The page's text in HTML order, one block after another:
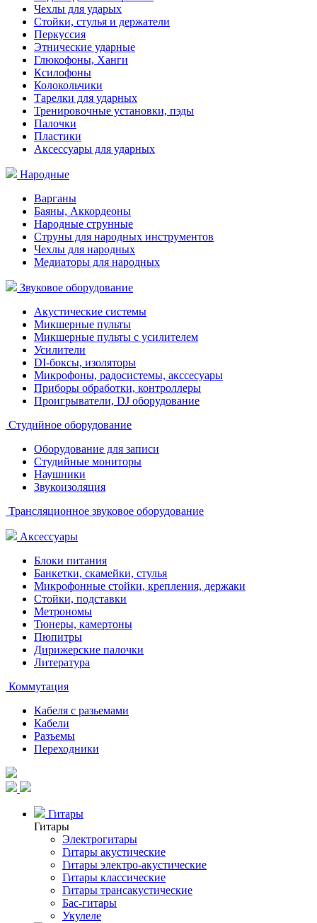
Чехлы для ударых
Стойки, стулья и держатели
Перкуссия
Этнические ударные
Глюкофоны, Ханги
Ксилофоны
Колокольчики
Тарелки для ударных
Тренировочные установки, пэды
Палочки
Пластики
Аксессуары для ударных
Народные
Варганы
Баяны, Аккордеоны
Народные струнные
Струны для народных инструментов
Чехлы для народных
Медиаторы для народных
Звуковое оборудование
Акустические системы
Микшерные пульты
Микшерные пульты с усилителем
Усилители
DI-боксы, изоляторы
Микрофоны, радосистемы, акссесуары
Приборы обработки, контроллеры
Проигрыватели, DJ оборудование
Студийное оборудование
Оборудование для записи
Студийные мониторы
Наушники
Звукоизоляция
Трансляционное звуковое оборудование
Аксессуары
Блоки питания
Банкетки, скамейки, стулья
Микрофонные стойки, крепления, держаки
Стойки, подставки
Метрономы
Тюнеры, камертоны
Пюпитры
Дирижерские палочки
Литература
Коммутация
Кабеля с разьемами
Кабели
Разъемы
Переходники
Гитары
Гитары
Электрогитары
Гитары акустические
Гитары электро-акустические
Гитары классические
Гитары трансакустические
Бас-гитары
Укулеле